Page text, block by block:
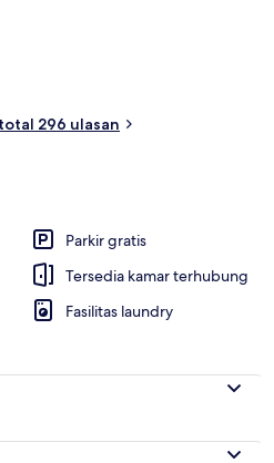
296 ulasan
Parkir gratis
Tersedia kamar terhubung
Fasilitas laundry